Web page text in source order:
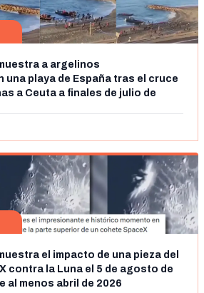
a argelinos
una playa de España tras el cruce
a Ceuta a finales de julio de
el impacto de una pieza del
contra la Luna el 5 de agosto de
al menos abril de 2026